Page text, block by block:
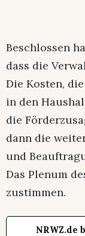
Beschlossen
dass die
Die Kosten,
in den
die
dann die
und
Das Plenum
zustimmen.
NRWZ.de